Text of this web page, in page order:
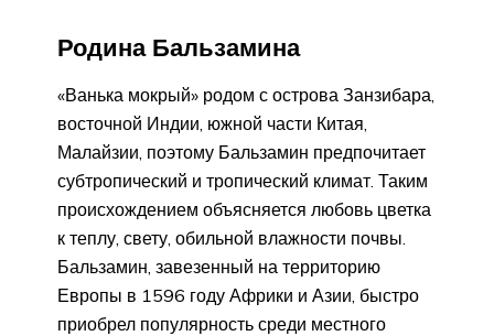
Родина Бальзамина
«Ванька мокрый» родом с острова Занзибара,
восточной Индии, южной части Китая,
Малайзии, поэтому Бальзамин предпочитает
субтропический и тропический климат. Таким
происхождением объясняется любовь цветка
к теплу, свету, обильной влажности почвы.
Бальзамин, завезенный на территорию
Европы в 1596 году Африки и Азии, быстро
приобрел популярность среди местного